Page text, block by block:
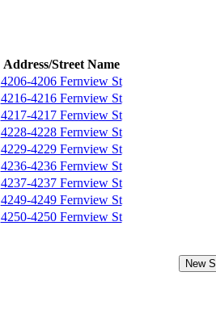
Address/Street Name
4206-4206 Fernview St
4216-4216 Fernview St
4217-4217 Fernview St
4228-4228 Fernview St
4229-4229 Fernview St
4236-4236 Fernview St
4237-4237 Fernview St
4249-4249 Fernview St
4250-4250 Fernview St